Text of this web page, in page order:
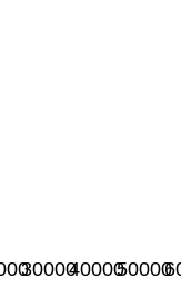
300004000050000